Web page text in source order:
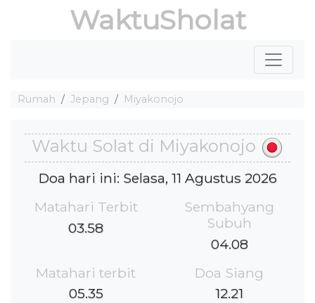
WaktuSholat
Rumah Jepang Miyakonojo
Waktu Solat di Miyakonojo
Doa hari ini: Selasa, 11 Agustus 2026
Matahari Terbit
03.58
Sembahyang
Subuh
04.08
Matahari terbit
05.35
Doa Siang
12.21